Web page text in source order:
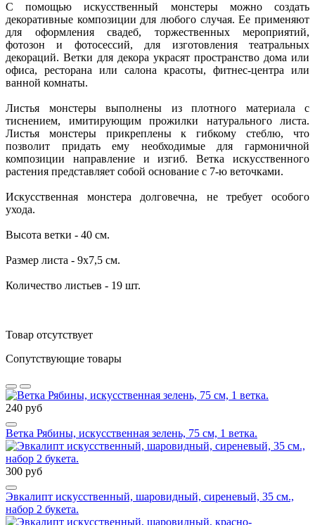
С помощью искусственный монстеры можно создать
декоративные композиции для любого случая. Ее применяют
для оформления свадеб, торжественных мероприятий,
фотозон и фотосессий, для изготовления театральных
декораций. Ветки для декора украсят пространство дома или
офиса, ресторана или салона красоты, фитнес-центра или
ванной комнаты.
Листья монстеры выполнены из плотного материала с
тиснением, имитирующим прожилки натурального листа.
Листья монстеры прикреплены к гибкому стеблю, что
позволит придать ему необходимые для гармоничной
композиции направление и изгиб. Ветка искусственного
растения представляет собой основание с 7-ю веточками.
Искусственная монстера долговечна, не требует особого
ухода.
Высота ветки - 40 см.
Размер листа - 9х7,5 см.
Количество листьев - 19 шт.
Товар отсутствует
Сопутствующие товары
240 руб
Ветка Рябины, искусственная зелень, 75 см, 1 ветка.
300 руб
Эвкалипт искусственный, шаровидный, сиреневый, 35 см.,
набор 2 букета.